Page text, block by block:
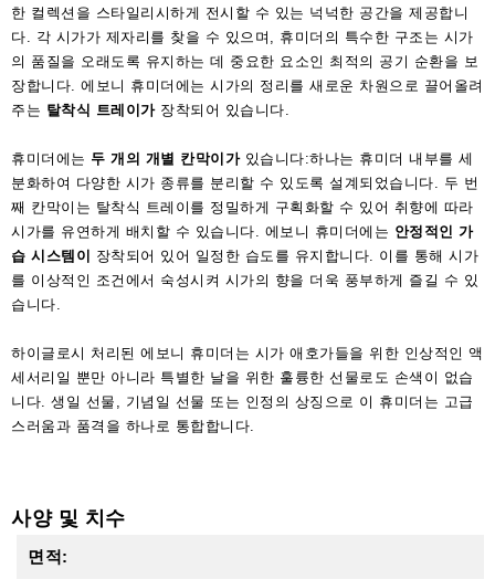
한 컬렉션을 스타일리시하게 전시할 수 있는 넉넉한 공간을 제공합니
다. 각 시가가 제자리를 찾을 수 있으며, 휴미더의 특수한 구조는 시가
의 품질을 오래도록 유지하는 데 중요한 요소인 최적의 공기 순환을 보
장합니다. 에보니 휴미더에는 시가의 정리를 새로운 차원으로 끌어올려
주는 탈착식 트레이가장착되어 있습니다.
휴미더에는 두 개의 개별 칸막이가있습니다:하나는 휴미더 내부를 세
분화하여 다양한 시가 종류를 분리할 수 있도록 설계되었습니다. 두 번
째 칸막이는 탈착식 트레이를 정밀하게 구획화할 수 있어 취향에 따라
시가를 유연하게 배치할 수 있습니다. 에보니 휴미더에는 안정적인 가
습 시스템이
장착되어 있어 일정한 습도를 유지합니다. 이를 통해 시가
를 이상적인 조건에서 숙성시켜 시가의 향을 더욱 풍부하게 즐길 수 있
습니다.
하이글로시 처리된 에보니 휴미더는 시가 애호가들을 위한 인상적인 액
세서리일 뿐만 아니라 특별한 날을 위한 훌륭한 선물로도 손색이 없습
니다. 생일 선물, 기념일 선물 또는 인정의 상징으로 이 휴미더는 고급
스러움과 품격을 하나로 통합합니다.
사양 및 치수
면적: